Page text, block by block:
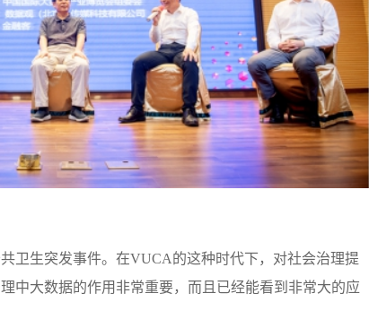
卫生突发事件。在VUCA的这种时代下，对社会治理提
中大数据的作用非常重要，而且已经能看到非常大的应